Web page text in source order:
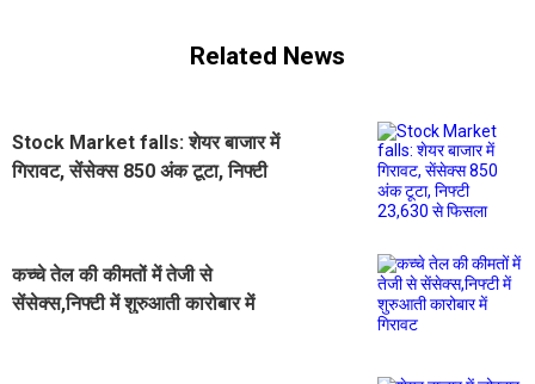
Related News
Stock Market falls: शेयर बाजार में
गिरावट, सेंसेक्स 850 अंक टूटा, निफ्टी
कच्चे तेल की कीमतों में तेजी से
सेंसेक्स,निफ्टी में शुरुआती कारोबार में